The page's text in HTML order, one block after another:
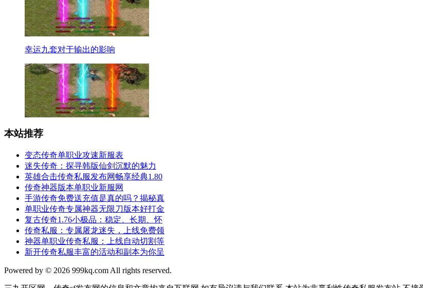
幸运九套对于输出的影响
本站推荐
变态传奇单职业攻速新服表
迷失传奇：探寻韩版仙剑沉默的魅力
英雄合击传奇私服发布网畅享经典1.80
传奇神器版本单职业新服网
手游传奇免费送充值是真的吗？揭秘真
单职业传奇专属神器无限刀版本好打金
复古传奇1.76小极品：稳定、长期、怀
传奇私服：专属屠龙迷失，上线免费领
神器单职业传奇私服：上线自动切割等
新开传奇私服丰富的活动和副本为你呈
Powered by © 2026 999kq.com All rights reserved.